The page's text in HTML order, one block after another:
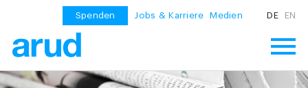
Spenden Jobs & Karriere Medien DE EN